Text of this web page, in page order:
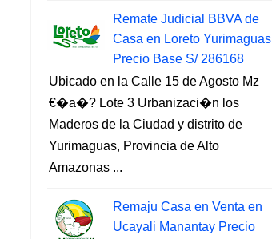
Remate Judicial BBVA de
Casa en Loreto Yurimaguas
Precio Base S/ 286168
Ubicado en la Calle 15 de Agosto Mz
€�a�? Lote 3 Urbanizaci�n los
Maderos de la Ciudad y distrito de
Yurimaguas, Provincia de Alto
Amazonas ...
Remaju Casa en Venta en
Ucayali Manantay Precio